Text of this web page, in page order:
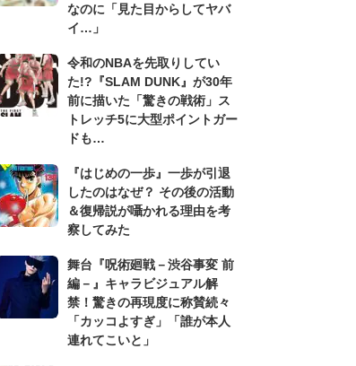
なのに「見た目からしてヤバ
イ…」
令和のNBAを先取りしてい
た!?『SLAM DUNK』が30年
前に描いた「驚きの戦術」ス
トレッチ5に大型ポイントガー
ドも…
『はじめの一歩』一歩が引退
したのはなぜ？ その後の活動
＆復帰説が囁かれる理由を考
察してみた
舞台『呪術廻戦－渋谷事変 前
編－』キャラビジュアル解
禁！驚きの再現度に称賛続々
「カッコよすぎ」「誰が本人
連れてこいと」